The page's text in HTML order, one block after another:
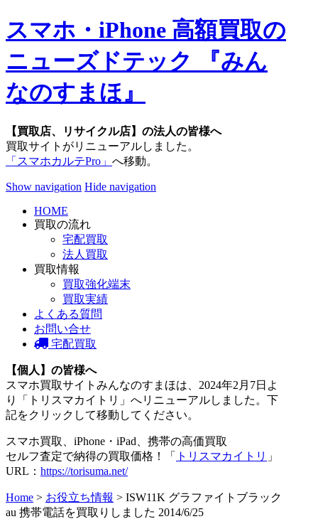
スマホ・iPhone 高額買取の
ニューズドテック 『みん
なのすまほ』
【買取店、リサイクル店】の法人の皆様へ
買取サイトがリニューアルしました。
「スマホカルテPro」 へ移動。
Show navigation Hide navigation
HOME
買取の流れ
宅配買取
法人買取
買取情報
買取強化端末
買取実績
よくある質問
お問い合せ
宅配買取
【個人】の皆様へ
スマホ買取サイトみんなのすまほは、2024年2月7日よ
り「トリスマカイトリ」へリニューアルしました。下
記をクリックして移動してください。
スマホ買取、iPhone・iPad、携帯の高価買取
セルフ査定で納得の買取価格！「
トリスマカイトリ 」
URL： https://torisuma.net/
Home > お役立ち情報 > ISW11K グラファイトブラック
au 携帯電話を買取りしました 2014/6/25